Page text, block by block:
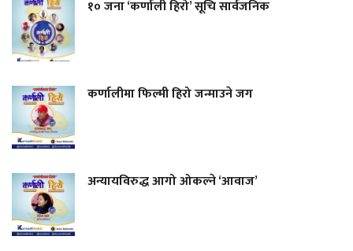
१० जना ‘कर्णाली हिरो’ सूचि सार्वजनिक
कर्णालीमा फिल्मी हिरो जन्माउने जग
अन्यायविरुद्ध आगो ओकल्ने ‘आवाज’